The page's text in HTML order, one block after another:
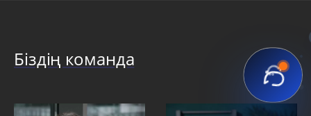
Біздің команда